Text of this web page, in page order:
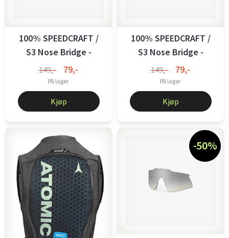
100% SPEEDCRAFT /
S3 Nose Bridge -
Regular - Soft ...
149,- 79,-
På lager
Kjøp
100% SPEEDCRAFT /
S3 Nose Bridge -
Regular - ...
149,- 79,-
På lager
Kjøp
-50%